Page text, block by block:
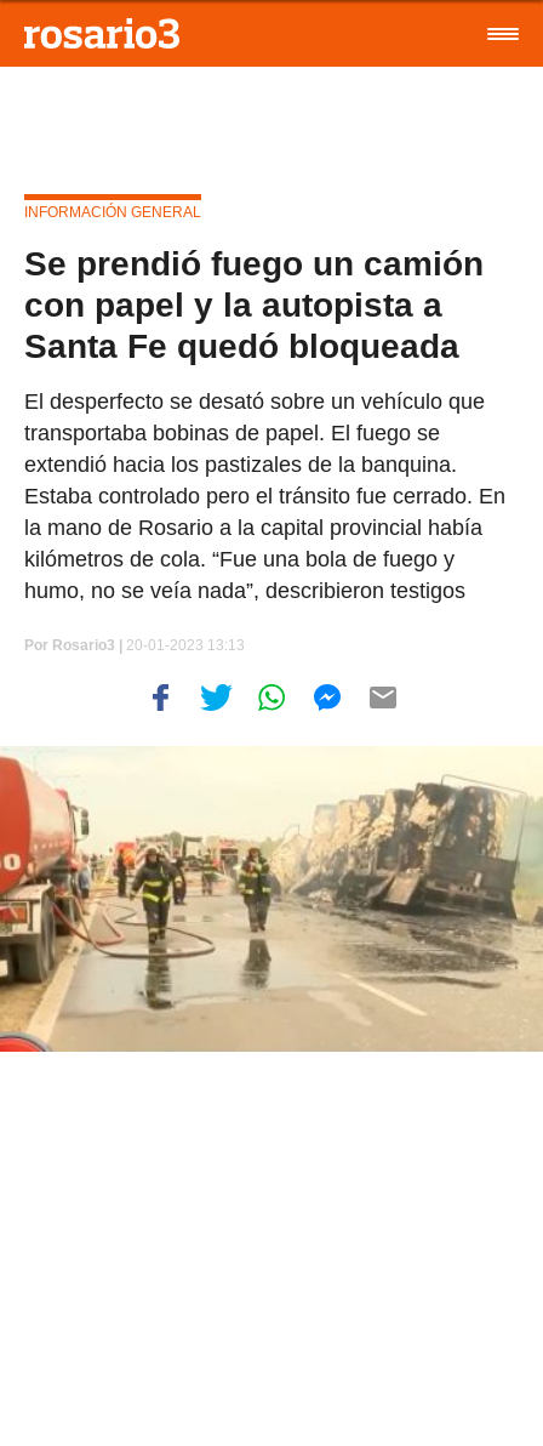
INFORMACIÓN GENERAL
Se prendió fuego un camión
con papel y la autopista a
Santa Fe quedó bloqueada
El desperfecto se desató sobre un vehículo que
transportaba bobinas de papel. El fuego se
extendió hacia los pastizales de la banquina.
Estaba controlado pero el tránsito fue cerrado. En
la mano de Rosario a la capital provincial había
kilómetros de cola. “Fue una bola de fuego y
humo, no se veía nada”, describieron testigos
Por Rosario3 | 20-01-2023 13:13